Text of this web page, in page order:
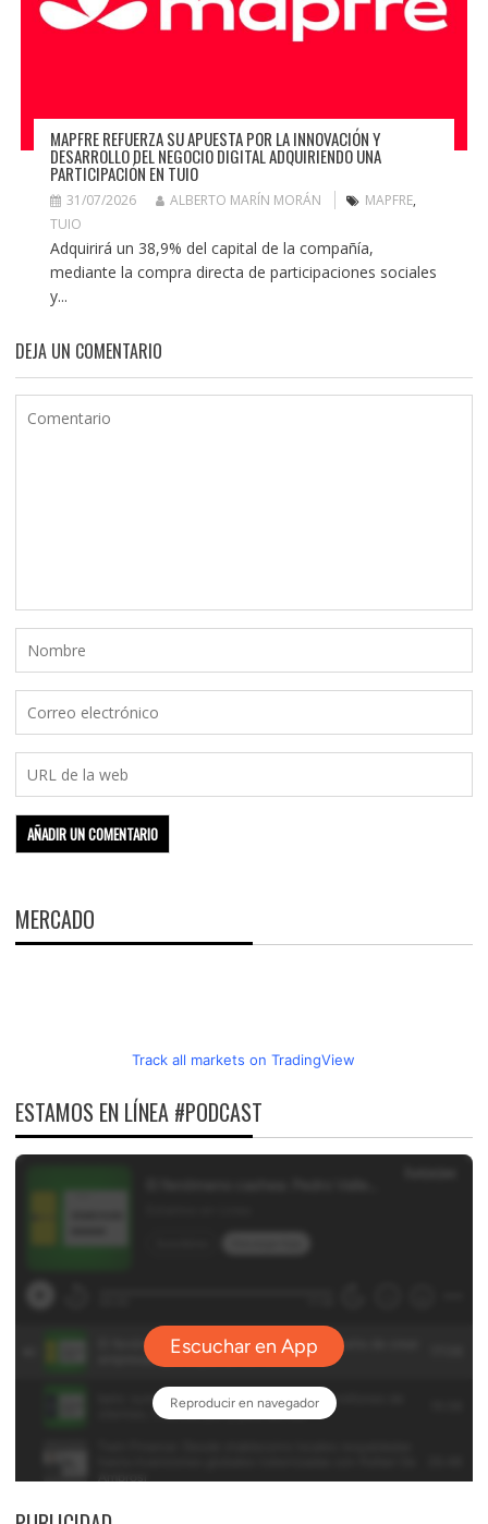
MAPFRE REFUERZA SU APUESTA POR LA INNOVACIÓN Y
DESARROLLO DEL NEGOCIO DIGITAL ADQUIRIENDO UNA
PARTICIPACIÓN EN TUIO
31/07/2026 ALBERTO MARÍN MORÁN MAPFRE,
TUIO
Adquirirá un 38,9% del capital de la compañía,
mediante la compra directa de participaciones sociales
y...
DEJA UN COMENTARIO
MERCADO
Track all markets on TradingView
ESTAMOS EN LÍNEA #PODCAST